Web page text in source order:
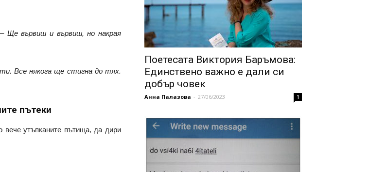
Ще вървиш и вървиш, но накрая
Все някога ще стигна до тях.
пътеки
вече утъпканите пътища, да дири
Поетесата Виктория Баръмова:
Единствено важно е дали си
добър човек
Анна Палазова - 27/06/2023 1